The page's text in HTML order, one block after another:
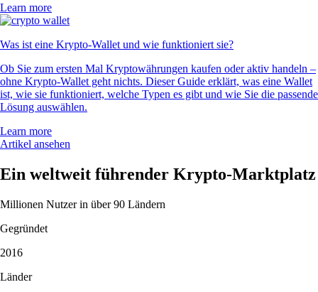
Learn more
Was ist eine Krypto-Wallet und wie funktioniert sie?
Ob Sie zum ersten Mal Kryptowährungen kaufen oder aktiv handeln –
ohne Krypto-Wallet geht nichts. Dieser Guide erklärt, was eine Wallet
ist, wie sie funktioniert, welche Typen es gibt und wie Sie die passende
Lösung auswählen.
Learn more
Artikel ansehen
Ein weltweit führender Krypto-Marktplatz
Millionen Nutzer in über 90 Ländern
Gegründet
2016
Länder